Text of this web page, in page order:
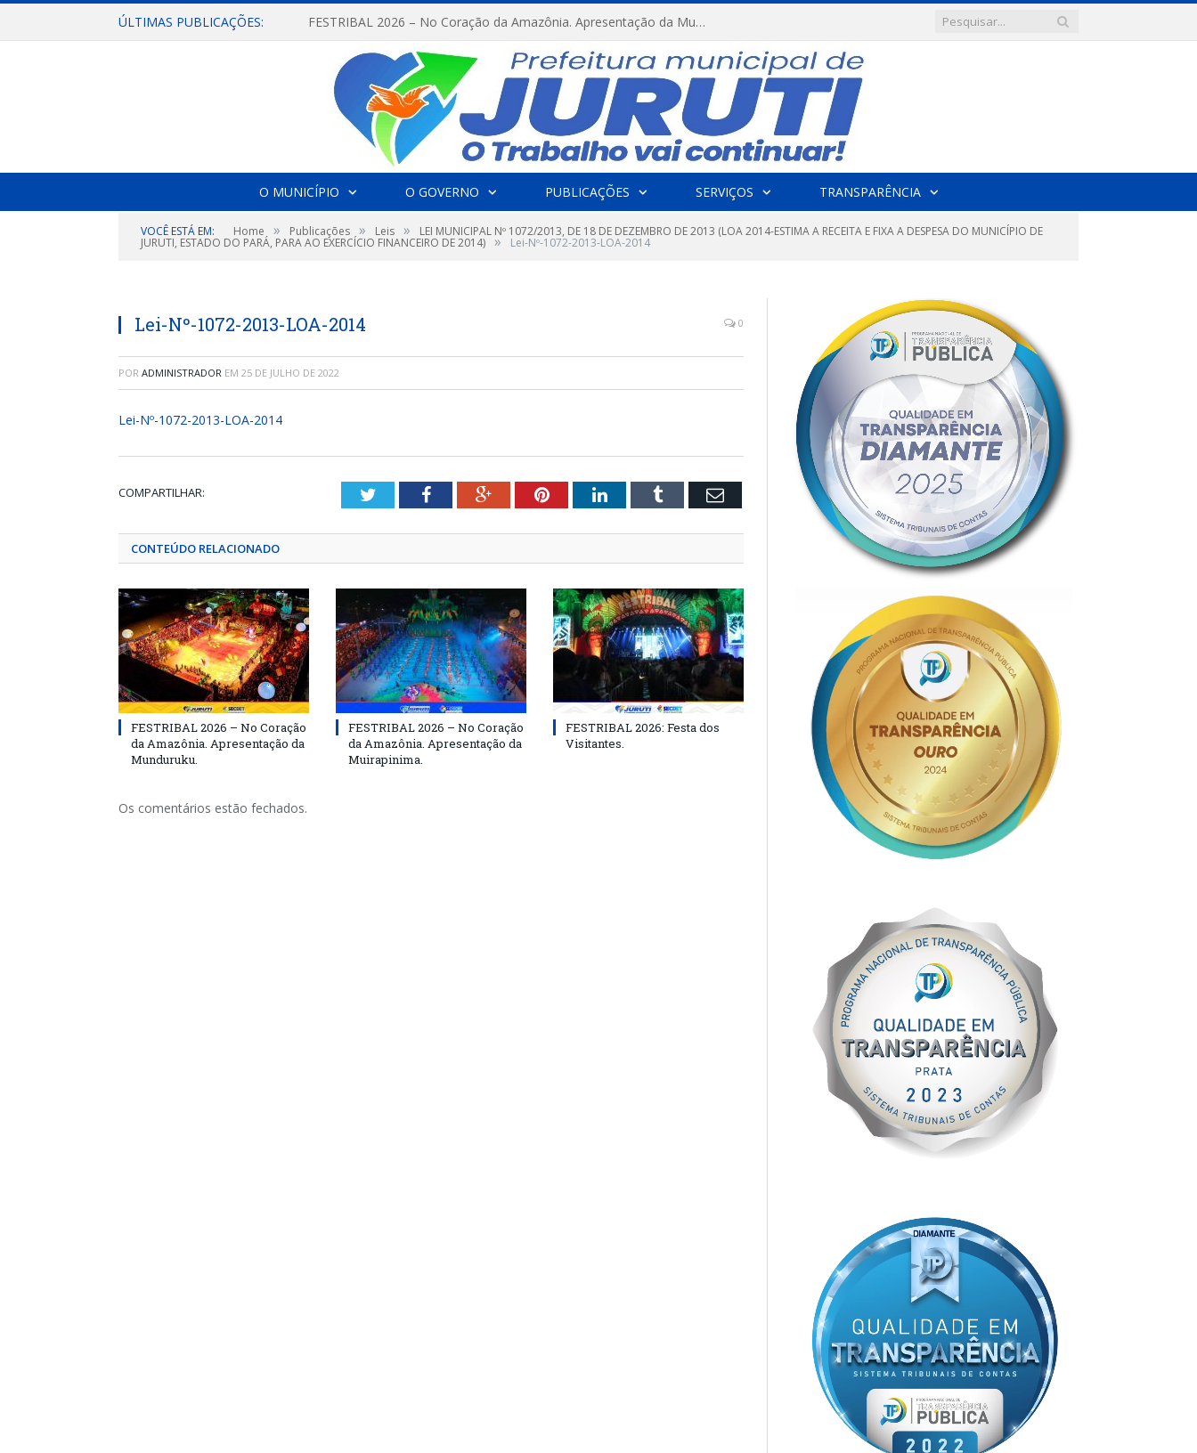
ÚLTIMAS PUBLICAÇÕES: FESTRIBAL 2026 – No Coração da Amazônia. Apresentação da Munduruku.
O MUNICÍPIO O GOVERNO PUBLICAÇÕES SERVIÇOS TRANSPARÊNCIA
VOCÊ ESTÁ EM: Home » Publicações » Leis » LEI MUNICIPAL Nº 1072/2013, DE 18 DE DEZEMBRO DE 2013 (LOA 2014-ESTIMA A RECEITA E FIXA A DESPESA DO MUNICÍPIO DE
JURUTI, ESTADO DO PARÁ, PARA AO EXERCÍCIO FINANCEIRO DE 2014) » Lei-Nº-1072-2013-LOA-2014
Lei-Nº-1072-2013-LOA-2014 0
POR ADMINISTRADOR EM 25 DE JULHO DE 2022
Lei-Nº-1072-2013-LOA-2014
COMPARTILHAR: TwitterFacebookGoogle+PinterestLinkedInTumblr Email
CONTEÚDO RELACIONADO
FESTRIBAL 2026 – No Coração
da Amazônia. Apresentação da
Munduruku.
FESTRIBAL 2026 – No Coração
da Amazônia. Apresentação da
Muirapinima.
FESTRIBAL 2026: Festa dos
Visitantes.
Os comentários estão fechados.